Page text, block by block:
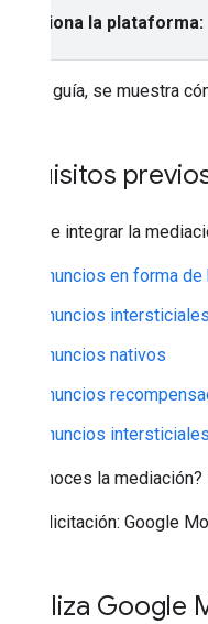
Selecciona la plataforma:
En esta guía, se muestra
Requisitos
Antes de integrar la
Anuncios en forma
Anuncios intersticiales
Anuncios nativos
Anuncios
Anuncios
¿No conoces la
Para la licitación: Google
Inicializa Google